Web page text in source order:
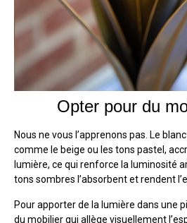
Opter pour du
Nous ne vous l’apprenons pas. Le
comme le beige ou les tons pastel,
lumière, ce qui renforce la luminosité
tons sombres l’absorbent et rendent
Pour apporter de la lumière dans une
du mobilier qui allège visuellement